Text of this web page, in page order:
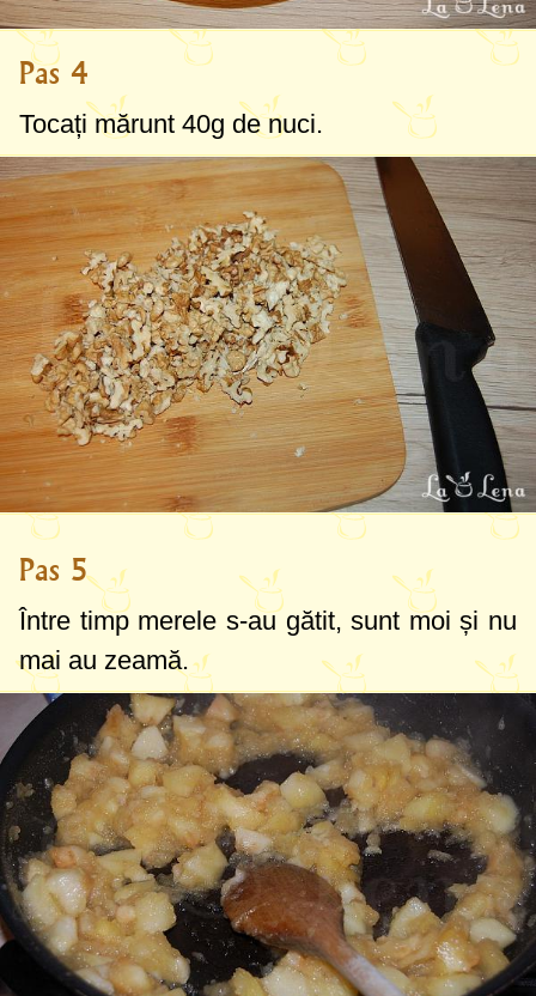
Pas 4
Tocați mărunt 40g de nuci.
Pas 5
Între timp merele s-au gătit, sunt moi și nu
mai au zeamă.